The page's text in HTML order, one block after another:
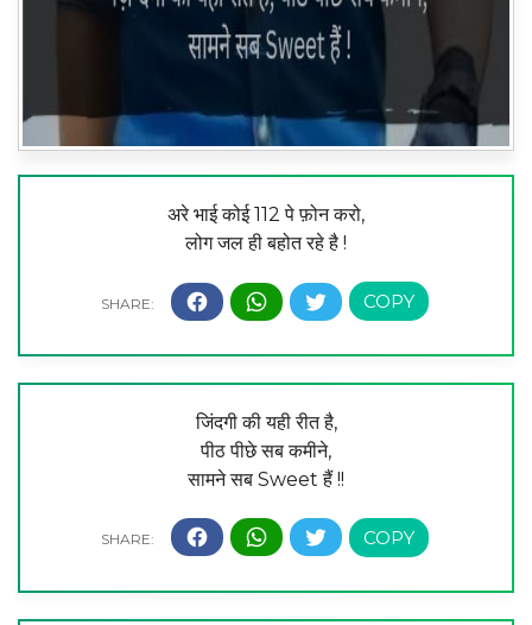
अरे भाई कोई 112 पे फ़ोन करो,
लोग जल ही बहोत रहे है !
जिंदगी की यही रीत है,
पीठ पीछे सब कमीने,
सामने सब Sweet हैं !!